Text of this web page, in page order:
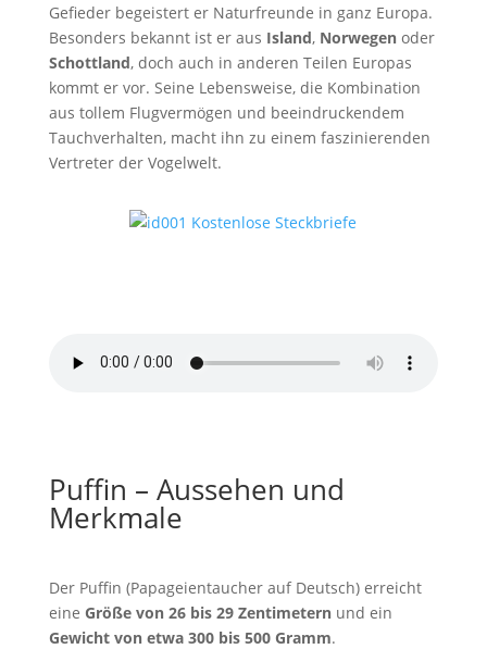
Gefieder begeistert er Naturfreunde in ganz Europa.
Besonders bekannt ist er aus Island, Norwegenoder
Schottland, doch auch in anderen Teilen Europas
kommt er vor. Seine Lebensweise, die Kombination
aus tollem Flugvermögen und beeindruckendem
Tauchverhalten, macht ihn zu einem faszinierenden
Vertreter der Vogelwelt.
Puffin – Aussehen und
Merkmale
Der Puffin (Papageientaucher auf Deutsch) erreicht
eine Größe von 26 bis 29 Zentimeternund ein
Gewicht von etwa 300 bis 500 Gramm.